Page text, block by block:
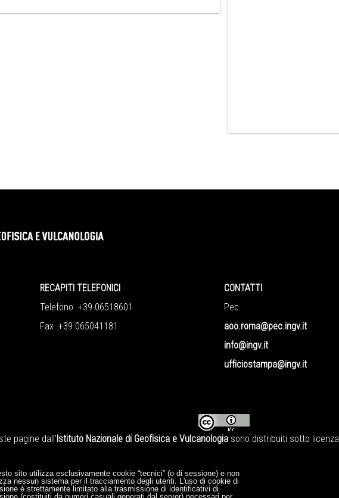
sito utilizza esclusivamente cookie “tecnici” (o di sessione) e non
nessun sistema per il tracciamento degli utenti. L'uso di cookie di
è strettamente limitato alla trasmissione di identificativi di
RECAPITI TELEFONICI
Telefono +39 06518601
Fax +39 065041181
CONTATTI
Pec
aoo.roma@pec.ingv.it
info@ingv.it
ufficiostampa@ingv.it
pagine dall' Istituto Nazionale di Geofisica e Vulcanologia sono distribuiti sotto licenza